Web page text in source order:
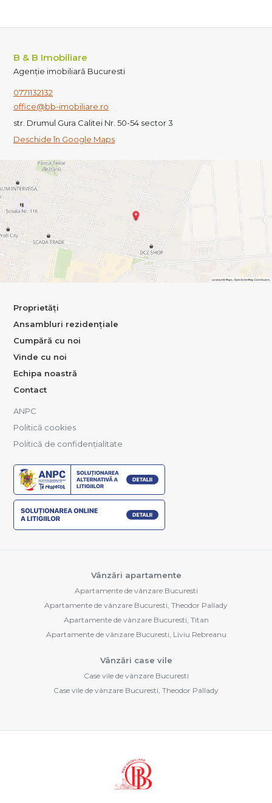
B & B Imobiliare
Agenție imobiliară Bucuresti
0771132132
office@bb-imobiliare.ro
str. Drumul Gura Calitei Nr. 50-54 sector 3
Deschide în Google Maps
Proprietăți
Ansambluri rezidențiale
Cumpără cu noi
Vinde cu noi
Echipa noastră
Contact
ANPC
Politică cookies
Politică de confidențialitate
Vânzări apartamente
Apartamente de vânzare Bucuresti
Apartamente de vânzare Bucuresti, Theodor Pallady
Apartamente de vânzare Bucuresti, Titan
Apartamente de vânzare Bucuresti, Liviu Rebreanu
Vânzări case vile
Case vile de vânzare Bucuresti
Case vile de vânzare Bucuresti, Theodor Pallady